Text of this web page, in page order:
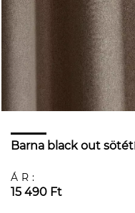
Barna black out
ÁR:
15 490 Ft